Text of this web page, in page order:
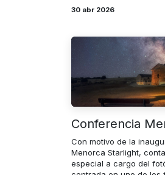
30 abr 2026
Conferencia
Con motivo de la
Menorca Starlight,
especial a cargo del